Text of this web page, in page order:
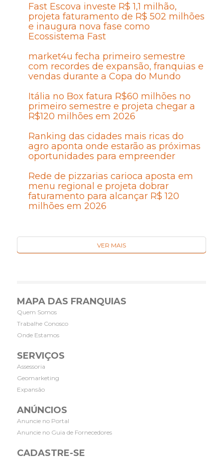
Fast Escova investe R$ 1,1 milhão,
projeta faturamento de R$ 502 milhões
e inaugura nova fase como
Ecossistema Fast
market4u fecha primeiro semestre
com recordes de expansão, franquias e
vendas durante a Copa do Mundo
Itália no Box fatura R$60 milhões no
primeiro semestre e projeta chegar a
R$120 milhões em 2026
Ranking das cidades mais ricas do
agro aponta onde estarão as próximas
oportunidades para empreender
Rede de pizzarias carioca aposta em
menu regional e projeta dobrar
faturamento para alcançar R$ 120
milhões em 2026
VER MAIS
MAPA DAS FRANQUIAS
Quem Somos
Trabalhe Conosco
Onde Estamos
SERVIÇOS
Assessoria
Geomarketing
Expansão
ANÚNCIOS
Anuncie no Portal
Anuncie no Guia de Fornecedores
CADASTRE-SE